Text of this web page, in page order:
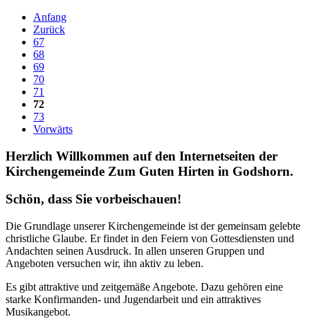
Anfang
Zurück
67
68
69
70
71
72
73
Vorwärts
Herzlich Willkommen auf den Internetseiten der
Kirchengemeinde Zum Guten Hirten in Godshorn.
Schön, dass Sie vorbeischauen!
Die Grundlage unserer Kirchengemeinde ist der gemeinsam gelebte
christliche Glaube. Er findet in den Feiern von Gottesdiensten und
Andachten seinen Ausdruck. In allen unseren Gruppen und
Angeboten versuchen wir, ihn aktiv zu leben.
Es gibt attraktive und zeitgemäße Angebote. Dazu gehören eine
starke Konfirmanden- und Jugendarbeit und ein attraktives
Musikangebot.